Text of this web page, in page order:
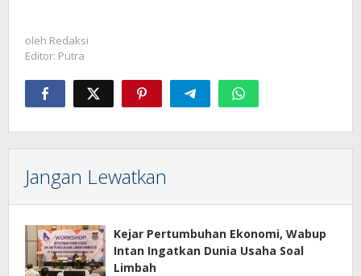
oleh Redaksi
Editor: Putra
Jangan Lewatkan
Kejar Pertumbuhan Ekonomi, Wabup
Intan Ingatkan Dunia Usaha Soal
Limbah